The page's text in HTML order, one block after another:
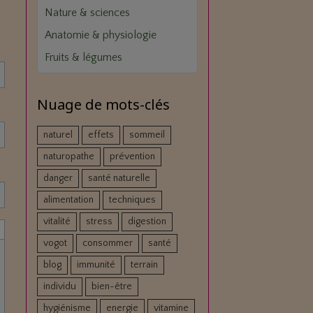
Nature & sciences
Anatomie & physiologie
Fruits & légumes
Nuage de mots-clés
naturel effets
sommeil
naturopathe
prévention
danger
santé naturelle
alimentation
techniques
vitalité
stress
digestion
vogot
consommer
santé
blog
immunité
terrain
individu
bien-être
hygiénisme
energie vitamine